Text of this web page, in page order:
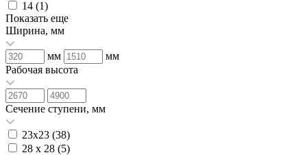
14 (1)
Показать еще
Ширина, мм
мм
мм
Рабочая высота
Сечение ступени, мм
23х23 (38)
28 х 28 (5)